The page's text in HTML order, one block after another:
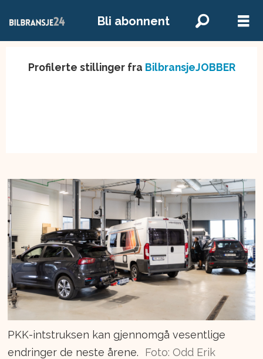
Bli abonnent
Profilerte stillinger fra BilbransjeJOBBER
PKK-intstruksen kan gjennomgå vesentlige
endringer de neste årene.
Foto: Odd Erik